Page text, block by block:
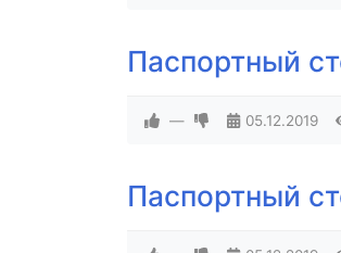
Паспортный
— 05.12.2019
Паспортный